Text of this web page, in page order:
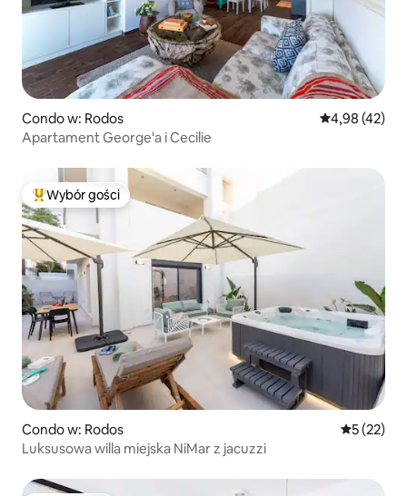
Condo w: Rodos Średnia
4,98 (42)
Apartament George'a i Cecilie
Najpopularniejsze z kategorii Wybór gości
Wybór gości
Condo w: Rodos Średnia
5 (22)
Luksusowa willa miejska NiMar z jacuzzi